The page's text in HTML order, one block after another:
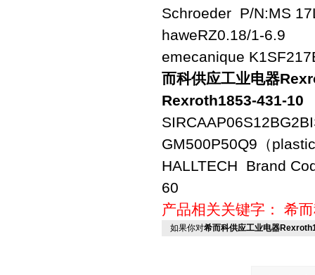
Schroeder P/N:MS
haweRZ0.18/1-6.9
emecanique
而科供应工业电器
Rexroth1853-431-10
GM500P50Q9（
HALLTECH Brand
60
产品相关关键字： 希
如果你对希而科供应工业电器